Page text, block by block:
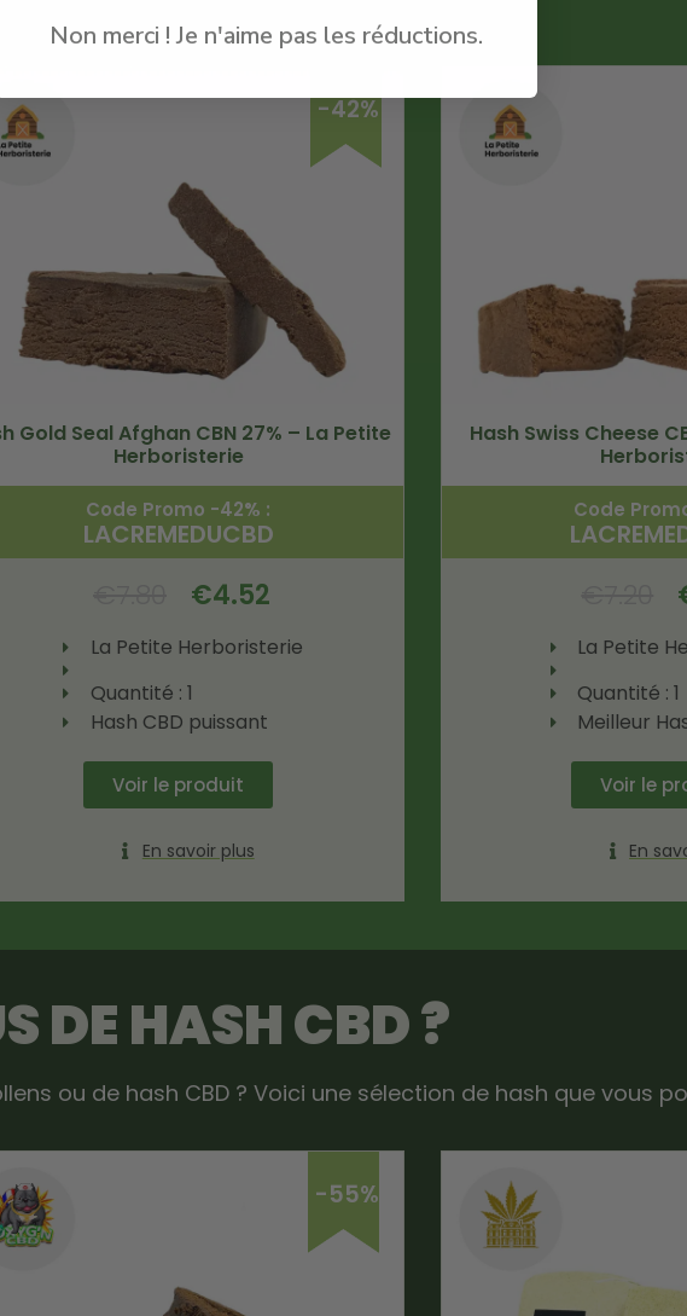
-42%
Gold Seal Afghan CBN 27% – La Petite
Herboristerie
Code Promo -42% :
LACREMEDUCBD
€4.52
La Petite Herboristerie
Quantité : 1
Hash CBD puissant
Voir le produit
En savoir plus
Hash Swiss Cheese
Code
La Petite
Quantité : 1
Meilleur
Voir le
En
DE HASH CBD ?
ou de hash CBD ? Voici une sélection de hash que vous
-55%
Non merci ! Je n'aime pas les réductions.